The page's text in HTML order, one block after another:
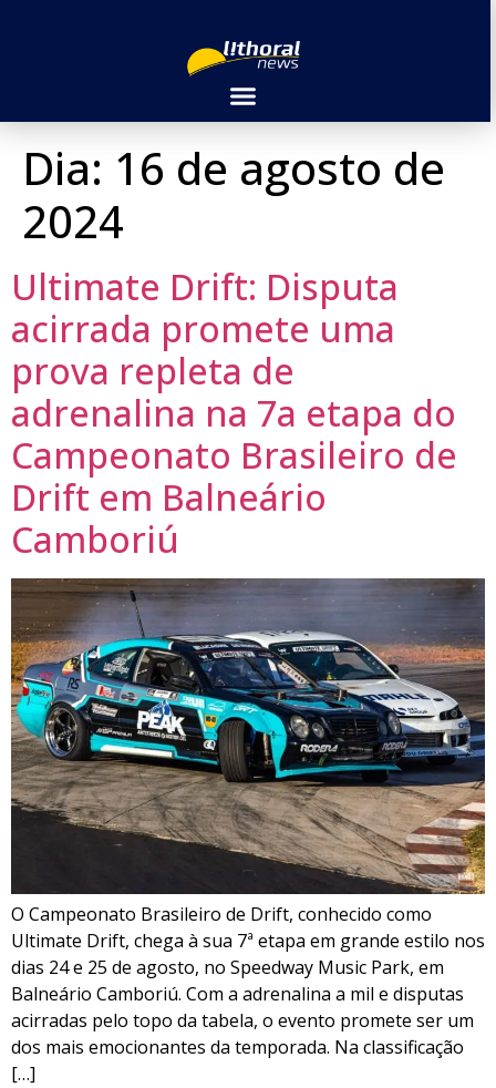
Dia: 16 de agosto de
2024
Ultimate Drift: Disputa
acirrada promete uma
prova repleta de
adrenalina na 7a etapa do
Campeonato Brasileiro de
Drift em Balneário
Camboriú
O Campeonato Brasileiro de Drift, conhecido como
Ultimate Drift, chega à sua 7ª etapa em grande estilo nos
dias 24 e 25 de agosto, no Speedway Music Park, em
Balneário Camboriú. Com a adrenalina a mil e disputas
acirradas pelo topo da tabela, o evento promete ser um
dos mais emocionantes da temporada. Na classificação
[…]